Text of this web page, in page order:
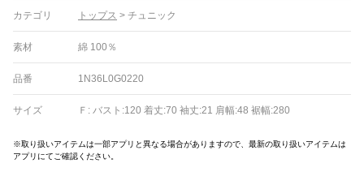
カテゴリ トップス > チュニック
素材 綿 100％
品番 1N36L0G0220
サイズ Ｆ: バスト:120 着丈:70 袖丈:21 肩幅:48 裾幅:280
※取り扱いアイテムは一部アプリと異なる場合がありますので、最新の取り扱いアイテムは
アプリにてご確認ください。